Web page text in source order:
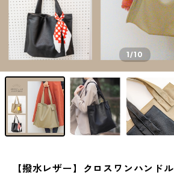
1/10
【撥水レザー】クロスワンハンド